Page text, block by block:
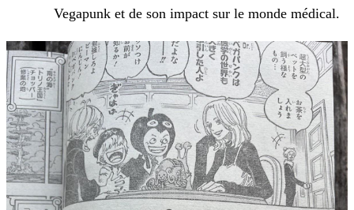
Vegapunk et de son impact sur le monde médical.